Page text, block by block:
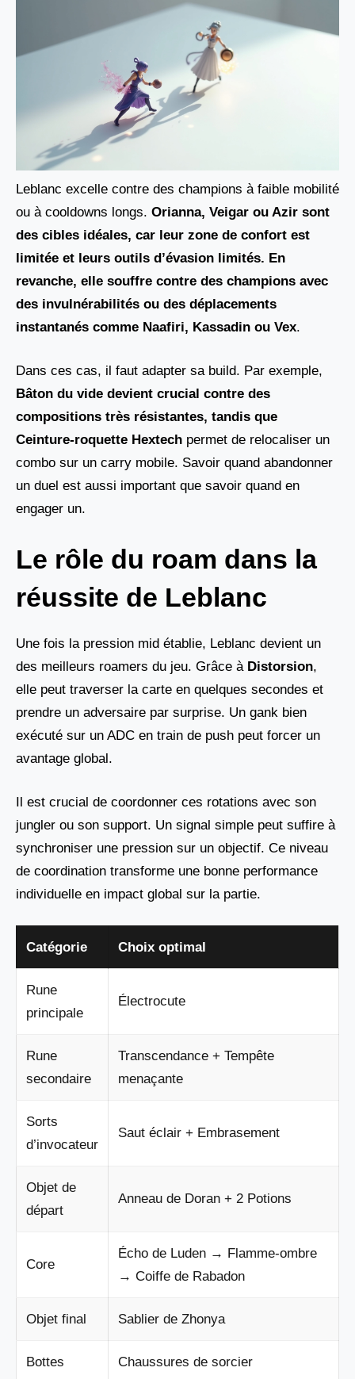
Leblanc excelle contre des champions à faible mobilité
ou à cooldowns longs. Orianna, Veigar ou Azir sont
des cibles idéales, car leur zone de confort est
limitée et leurs outils d’évasion limités. En
revanche, elle souffre contre des champions avec
des invulnérabilités ou des déplacements
instantanés comme Naafiri, Kassadin ou Vex.
Dans ces cas, il faut adapter sa build. Par exemple,
Bâton du vide devient crucial contre des
compositions très résistantes, tandis que
Ceinture-roquette Hextech permet de relocaliser un
combo sur un carry mobile. Savoir quand abandonner
un duel est aussi important que savoir quand en
engager un.
Le rôle du roam dans la
réussite de Leblanc
Une fois la pression mid établie, Leblanc devient un
des meilleurs roamers du jeu. Grâce à Distorsion,
elle peut traverser la carte en quelques secondes et
prendre un adversaire par surprise. Un gank bien
exécuté sur un ADC en train de push peut forcer un
avantage global.
Il est crucial de coordonner ces rotations avec son
jungler ou son support. Un signal simple peut suffire à
synchroniser une pression sur un objectif. Ce niveau
de coordination transforme une bonne performance
individuelle en impact global sur la partie.
Catégorie Choix optimal
Rune
principale
Électrocute
Rune
secondaire
Transcendance + Tempête
menaçante
Sorts
d’invocateur
Saut éclair + Embrasement
Objet de
départ
Anneau de Doran + 2 Potions
Core
Écho de Luden → Flamme-ombre
→ Coiffe de Rabadon
Objet final Sablier de Zhonya
Bottes Chaussures de sorcier